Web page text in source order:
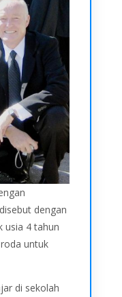
dengan
usia 4 tahun
untuk
di sekolah